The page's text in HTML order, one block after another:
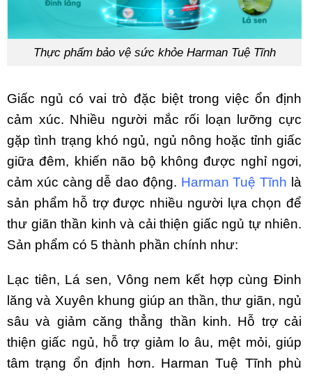
Thực phẩm bảo vệ sức khỏe Harman Tuệ Tĩnh
Giấc ngủ có vai trò đặc biệt trong việc ổn định
cảm xúc. Nhiều người mắc rối loạn lưỡng cực
gặp tình trạng khó ngủ, ngủ nông hoặc tỉnh giấc
giữa đêm, khiến não bộ không được nghỉ ngơi,
cảm xúc càng dễ dao động. Harman Tuệ Tĩnh là
sản phẩm hỗ trợ được nhiều người lựa chọn để
thư giãn thần kinh và cải thiện giấc ngủ tự nhiên.
Sản phẩm có 5 thành phần chính như:
Lạc tiên, Lá sen, Vông nem kết hợp cùng Đinh
lăng và Xuyên khung giúp an thần, thư giãn, ngủ
sâu và giảm căng thẳng thần kinh. Hỗ trợ cải
thiện giấc ngủ, hỗ trợ giảm lo âu, mệt mỏi, giúp
tâm trạng ổn định hơn. Harman Tuệ Tĩnh phù